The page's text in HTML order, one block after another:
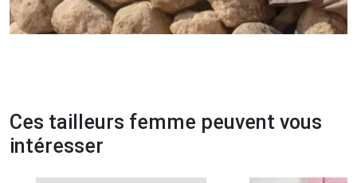
Ces tailleurs femme peuvent vous
intéresser